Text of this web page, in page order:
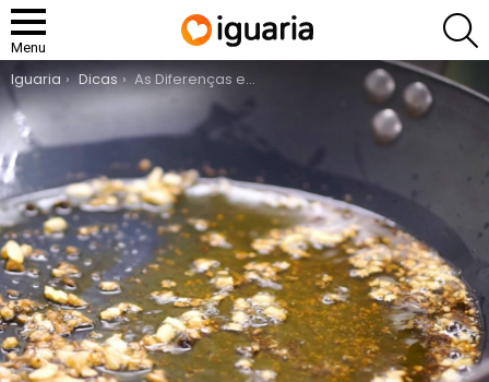
Menu
You are here:
Iguaria Dicas As Diferenças entre Refogar, Saltear, Confitar e Flambiar